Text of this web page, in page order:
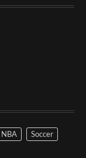
NBA Soccer